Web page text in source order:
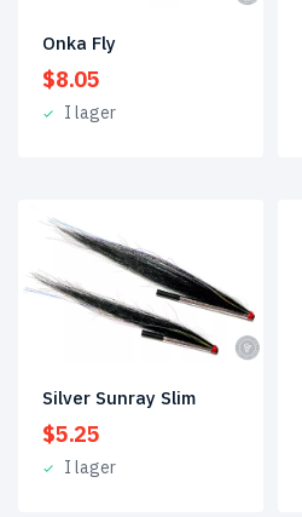
Onka Fly
$8.05
I lager
Silver Sunray Slim
$5.25
I lager